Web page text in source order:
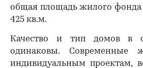
общая площадь жилого фонда
425 кв.м.
Качество и тип домов в
одинаковы.
индивидуальным проектам,